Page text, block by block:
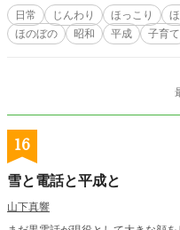
うな親戚までも
親も娘に遠慮が
んや。 親子、き
いお互いのトラ
の母がまさかの仲違い
の地方の風習や
のです。 ※会話
日常 じんわり ほっこり
ほのぼの
昭和 平成 子育て
16
雪と電話と平成と
山下真響